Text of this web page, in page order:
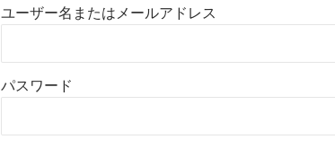
ユーザー名またはメールアドレス
パスワード